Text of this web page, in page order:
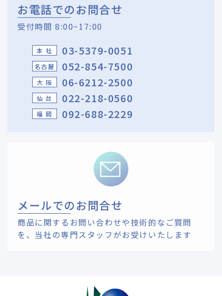
お電話でのお問合せ
受付時間 8:00~17:00
本 社 03-5379-0051
名古屋 052-854-7500
大 阪 06-6212-2500
仙 台 022-218-0560
福 岡 092-688-2229
メールでのお問合せ
商品に関するお問い合わせや技術的なご質問
を、 当社の専門スタッフがお受けいたします